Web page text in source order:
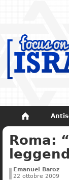
Non
Roma:
Emanuel Baroz
22 ottobre 2009